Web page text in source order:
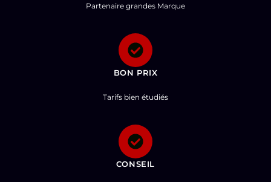
Partenaire grandes Marque
BON PRIX
Tarifs bien étudiés
CONSEIL